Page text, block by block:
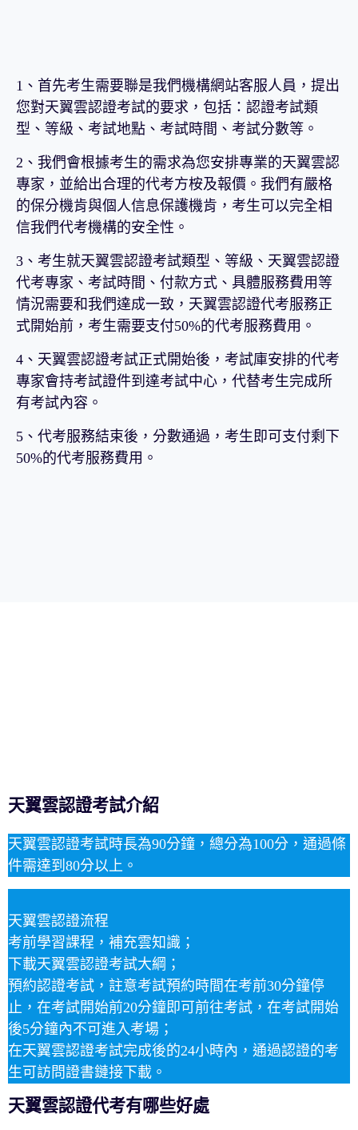
1、首先考生需要聯是我們機構網站客服人員，提出
您對天翼雲認證考試的要求，包括：認證考試類
型、等級、考試地點、考試時間、考試分數等。
2、我們會根據考生的需求為您安排專業的天翼雲認
專家，並給出合理的代考方桉及報價。我們有嚴格
的保分機肯與個人信息保護機肯，考生可以完全相
信我們代考機構的安全性。
3、考生就天翼雲認證考試類型、等級、天翼雲認證
代考專家、考試時間、付款方式、具體服務費用等
情況需要和我們達成一致，天翼雲認證代考服務正
式開始前，考生需要支付50%的代考服務費用。
4、天翼雲認證考試正式開始後，考試庫安排的代考
專家會持考試證件到達考試中心，代替考生完成所
有考試內容。
5、代考服務結束後，分數通過，考生即可支付剩下
50%的代考服務費用。
天翼雲認證考試介紹
天翼雲認證考試時長為90分鐘，總分為100分，通過條
件需達到80分以上。
天翼雲認證流程
考前學習課程，補充雲知識；
下載天翼雲認證考試大綱；
預約認證考試，註意考試預約時間在考前30分鐘停
止，在考試開始前20分鐘即可前往考試，在考試開始
後5分鐘內不可進入考場；
在天翼雲認證考試完成後的24小時內，通過認證的考
生可訪問證書鏈接下載。
天翼雲認證代考有哪些好處